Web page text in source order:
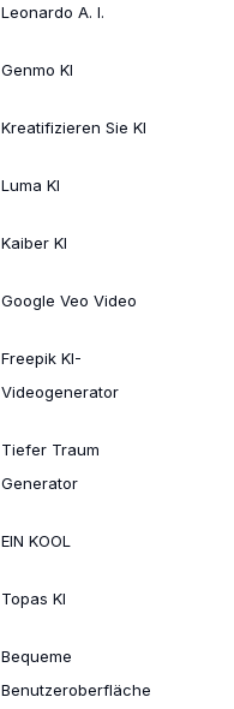
Leonardo A. I.
Genmo KI
Kreatifizieren Sie KI
Luma KI
Kaiber KI
Google Veo Video
Freepik KI-
Videogenerator
Tiefer Traum
Generator
EIN KOOL
Topas KI
Bequeme
Benutzeroberfläche